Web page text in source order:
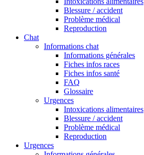
Blessure / accident
Problème médical
Reproduction
Chat
Informations chat
Informations générales
Fiches infos races
Fiches infos santé
FAQ
Glossaire
Urgences
Intoxications alimentaires
Blessure / accident
Problème médical
Reproduction
Urgences